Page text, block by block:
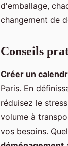
d'emballage,
changement de
Conseils
Créer un
Paris. En
réduisez le
volume à
vos besoins.